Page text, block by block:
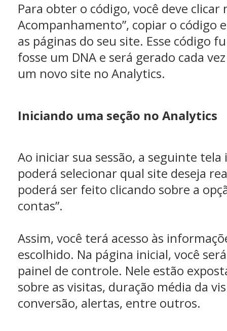
Para obter o código, você deve clicar
Acompanhamento”, copiar o código
as páginas do seu site. Esse código
fosse um DNA e será gerado cada
um novo site no Analytics.
Iniciando uma seção no Analytics
Ao iniciar sua sessão, a seguinte tela
poderá selecionar qual site deseja
poderá ser feito clicando sobre a
contas”.
Assim, você terá acesso às
escolhido. Na página inicial, você
painel de controle. Nele estão
sobre as visitas, duração média da
conversão, alertas, entre outros.